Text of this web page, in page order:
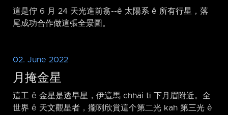
這是佇 6 月 24 天光進前翕-⁠-ê 太陽系 ê 所有行星，落
尾成功合作做這張全景圖。
02. June 2022
月掩金星
這工 ê 金星是透早星，伊這馬 chhāi tī 下月眉附近。全
世界 ê 天文觀星者，攏咧欣賞這个第二光 kah 第三光 ê